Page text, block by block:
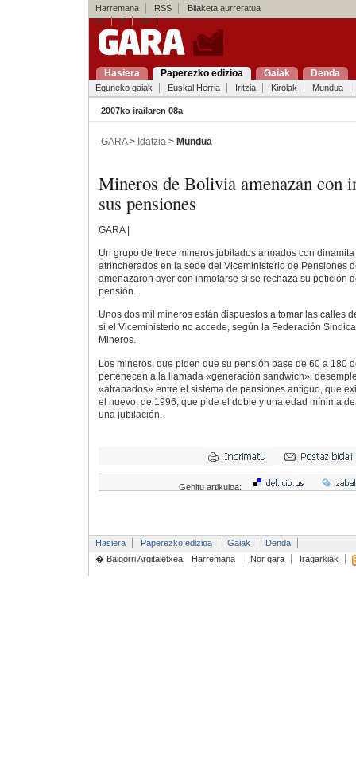
Harremana RSS
Bilaketa aurreratua
es
fr en
Hasiera Paperezko edizioa Gaiak Denda
Eguneko gaiak Euskal Herria Iritzia Kirolak Mundua
2007ko irailaren 08a
GARA> Idatzia > Mundua
Mineros de Bolivia amenazan con
sus pensiones
GARA |
Un grupo de trece mineros jubilados armados con
atrincherados en la sede del Viceministerio de Pensiones
amenazaron ayer con inmolarse si se rechaza su petición
pensión.
Unos dos mil mineros están dispuestos a tomar las calles
si el Viceministerio no accede, según la Federación
Mineros.
Los mineros, que piden que su pensión pase de 60 a 180
pertenecen a la llamada «generación sandwich»,
«atrapados» entre el sistema de pensiones antiguo, que
el nuevo, de 1996, que pide el doble y una edad mínima
una jubilación.
Gehitu artikuloa:
Hasiera Paperezko edizioa Gaiak
Denda
� Baigorri Argitaletxea
Harremana Nor gara Iragarkiak